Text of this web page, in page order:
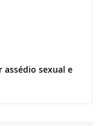
assédio sexual e